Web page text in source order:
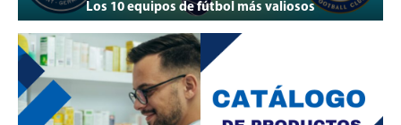
Los 10 equipos de fútbol más valiosos